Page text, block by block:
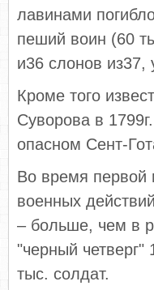
лавинами
пеший воин (60
и36 слонов из37,
Кроме того
Суворова в
опасном Сент-
Во время первой
военных
– больше, чем в
"черный
тыс. солдат.